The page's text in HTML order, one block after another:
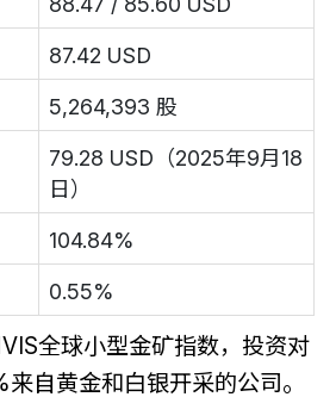
87.42 USD
5,264,393 股
79.28 USD（2025年9月18
日）
104.84%
0.55%
全球小型金矿指数，投资对
自黄金和白银开采的公司。